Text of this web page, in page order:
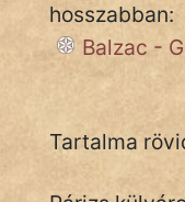
Novella
És
Elbeszélés
Regény
hosszabban:
Balzac -
Tartalma